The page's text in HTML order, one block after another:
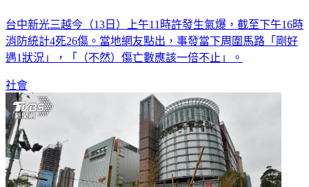
台中新光三越今（13日）上午11時許發生氣爆，截至下午16時
消防統計4死26傷。當地網友點出，事發當下周圍馬路「剛好
遇1狀況」，「（不然）傷亡數應該一倍不止」。
社會